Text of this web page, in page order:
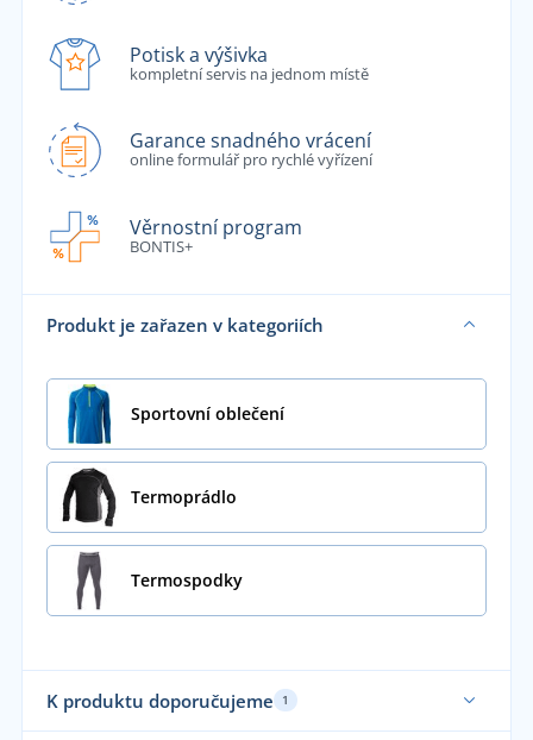
Potisk a výšivka
kompletní servis na jednom místě
Garance snadného vrácení
online formulář pro rychlé vyřízení
Věrnostní program
BONTIS+
Produkt je zařazen v kategoriích
Sportovní oblečení
Termoprádlo
Termospodky
K produktu doporučujeme 1